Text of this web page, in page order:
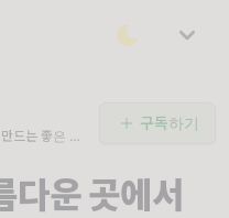
드는 좋은 문
구독하기
다운 곳에서